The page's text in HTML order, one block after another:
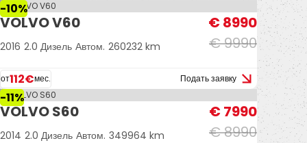
-10%
VOLVO V60
€ 9990
€ 8990
2016 2.0 Дизель Автом. 260232 km
от112€мес. Подать заявку
-11%
VOLVO S60
€ 8990
€ 7990
2014 2.0 Дизель Автом. 349964 km